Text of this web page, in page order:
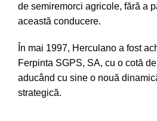
de semiremorci agricole, fără a
această conducere.
În mai 1997, Herculano a fost
Ferpinta SGPS, SA, cu o cotă
aducând cu sine o nouă
strategică.